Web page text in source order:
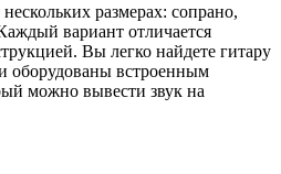
размерах: сопрано,
вариант отличается
Вы легко найдете гитару
оборудованы встроенным
можно вывести звук на